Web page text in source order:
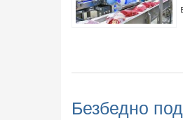
Безбедно